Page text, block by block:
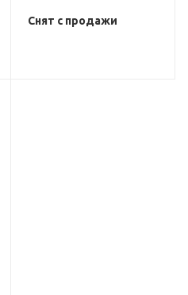
Снят с продажи